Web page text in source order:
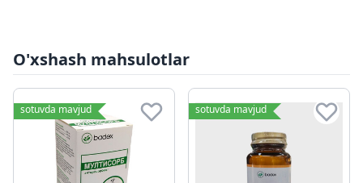
O'xshash mahsulotlar
sotuvda mavjud sotuvda mavjud